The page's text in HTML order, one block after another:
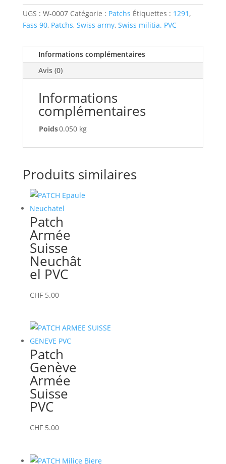
Militia
1291
UGS : W-0007 Catégorie : Patchs Étiquettes : 1291 ,
Fass 90, Patchs, Swiss army, Swiss militia. PVC
Informations complémentaires
Avis (0)
Informations
complémentaires
Poids0.050 kg
Produits similaires
Patch
Armée
Suisse
Neuchât
el PVC
CHF5.00
Patch
Genève
Armée
Suisse
PVC
CHF5.00